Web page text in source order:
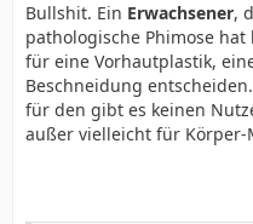
Bullshit. Ein Erwachsener,
pathologische Phimose
für eine Vorhautplastik,
Beschneidung
für den gibt es keinen
außer vielleicht für Körper-